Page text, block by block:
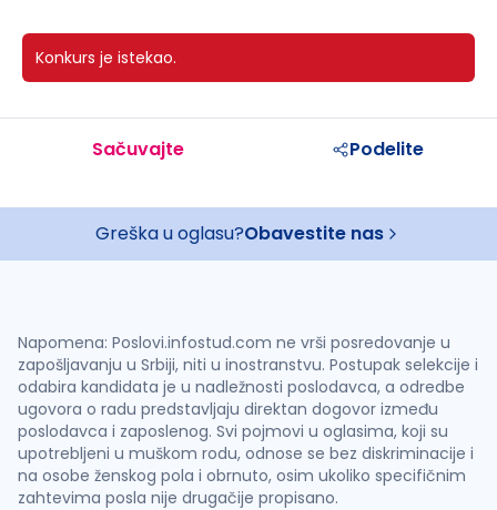
Konkurs je istekao.
Sačuvajte Podelite
Greška u oglasu?Obavestite nas
Napomena: Poslovi.infostud.com ne vrši posredovanje u
zapošljavanju u Srbiji, niti u inostranstvu. Postupak selekcije i
odabira kandidata je u nadležnosti poslodavca, a odredbe
ugovora o radu predstavljaju direktan dogovor između
poslodavca i zaposlenog. Svi pojmovi u oglasima, koji su
upotrebljeni u muškom rodu, odnose se bez diskriminacije i
na osobe ženskog pola i obrnuto, osim ukoliko specifičnim
zahtevima posla nije drugačije propisano.